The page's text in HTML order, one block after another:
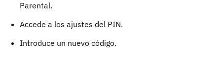
Parental.
Accede a los ajustes del PIN.
Introduce un nuevo código.